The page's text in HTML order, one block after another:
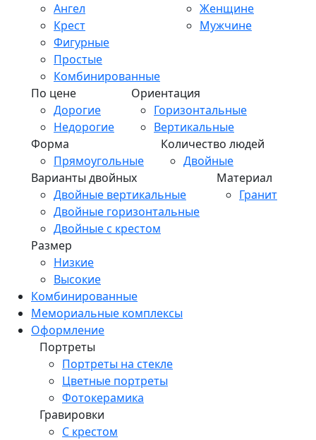
Ангел
Крест
Фигурные
Простые
Комбинированные
Женщине
Мужчине
По цене
Дорогие
Недорогие
Ориентация
Горизонтальные
Вертикальные
Форма
Прямоугольные
Количество людей
Двойные
Варианты двойных
Двойные вертикальные
Двойные горизонтальные
Двойные с крестом
Материал
Гранит
Размер
Низкие
Высокие
Комбинированные
Мемориальные комплексы
Оформление
Портреты
Портреты на стекле
Цветные портреты
Фотокерамика
Гравировки
С крестом